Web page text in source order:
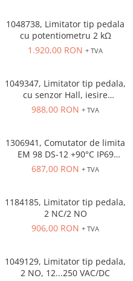
1048738, Limitator tip pedala
cu potentiometru 2 kΩ
1.920,00 RON + TVA
1049347, Limitator tip pedala,
cu senzor Hall, iesire
analogica
988,00 RON + TVA
1306941, Comutator de limita
EM 98 DS-12 +90°C IP69
EXTREME, limitator cu parghie
687,00 RON + TVA
1184185, Limitator tip pedala,
2 NC/2 NO
906,00 RON + TVA
1049129, Limitator tip pedala,
2 NO, 12...250 VAC/DC